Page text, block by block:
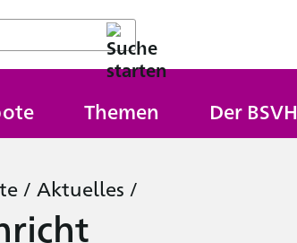
Themen Der BSVH
/ Aktuelles /